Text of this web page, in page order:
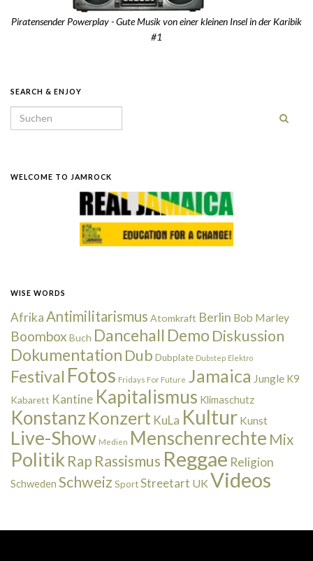
Piratensender Powerplay - Gute Musik von einer kleinen Insel in der Karibik
#1
SEARCH & ENJOY
Search for:
WELCOME TO JAMROCK
WISE WORDS
AfrikaAntimilitarismus Atomkraft Berlin Bob Marley
Boombox Buch Dancehall Demo Diskussion
Dokumentation Dub Dubplate Dubstep Elektro
Festival Fotos Fridays For Future Jamaica Jungle K9
Kabarett Kantine Kapitalismus Klimaschutz
Konstanz Konzert KuLa Kultur Kunst
Live-Show Medien Menschenrechte Mix
Politik Rap Rassismus Reggae Religion
Schweden Schweiz SportStreetart UKVideos